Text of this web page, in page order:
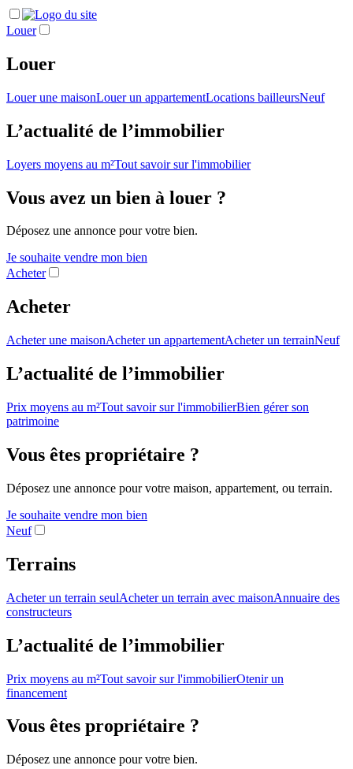
Louer
Louer
Louer une maisonLouer un appartementLocations bailleursNeuf
L’actualité de l’immobilier
Loyers moyens au m²Tout savoir sur l'immobilier
Vous avez un bien à louer ?
Déposez une annonce pour votre bien.
Je souhaite vendre mon bien
Acheter
Acheter
Acheter une maisonAcheter un appartementAcheter un terrainNeuf
L’actualité de l’immobilier
Prix moyens au m²Tout savoir sur l'immobilierBien gérer son
patrimoine
Vous êtes propriétaire ?
Déposez une annonce pour votre maison, appartement, ou terrain.
Je souhaite vendre mon bien
Neuf
Terrains
Acheter un terrain seulAcheter un terrain avec maisonAnnuaire des
constructeurs
L’actualité de l’immobilier
Prix moyens au m²Tout savoir sur l'immobilierOtenir un
financement
Vous êtes propriétaire ?
Déposez une annonce pour votre bien.